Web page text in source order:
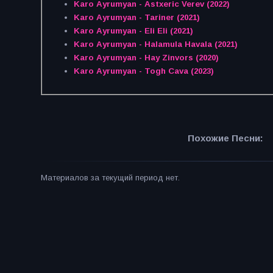
Karo Ayrumyan - Astxeric Verev (2022)
Karo Ayrumyan - Tariner (2021)
Karo Ayrumyan - Eli Eli (2021)
Karo Ayrumyan - Halamula Havala (2021)
Karo Ayrumyan - Hay Zinvors (2020)
Karo Ayrumyan - Togh Cava (2023)
Похожие Песни:
Материалов за текущий период нет.